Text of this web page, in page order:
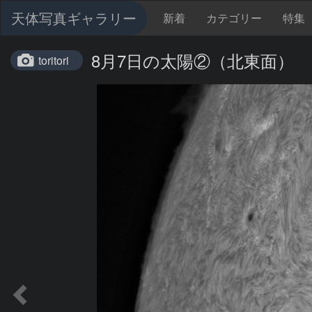
天体写真ギャラリー 新着 カテゴリー 特集
toritori 8月7日の太陽②（北東面）